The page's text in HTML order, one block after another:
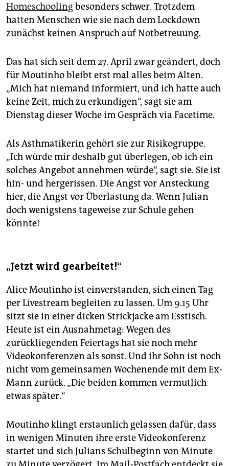
Homeschoolingbesonders schwer. Trotzdem
hatten Menschen wie sie nach dem Lockdown
zunächst keinen Anspruch auf Notbetreuung.
Das hat sich seit dem 27. April zwar geändert, doch
für Moutinho bleibt erst mal alles beim Alten.
„Mich hat niemand informiert, und ich hatte auch
keine Zeit, mich zu erkundigen“, sagt sie am
Dienstag dieser Woche im Gespräch via Facetime.
Als Asthmatikerin gehört sie zur Risikogruppe.
„Ich würde mir deshalb gut überlegen, ob ich ein
solches Angebot annehmen würde“, sagt sie. Sie ist
hin- und hergerissen. Die Angst vor Ansteckung
hier, die Angst vor Überlastung da. Wenn Julian
doch wenigstens tageweise zur Schule gehen
könnte!
„Jetzt wird gearbeitet!“
Alice Moutinho ist einverstanden, sich einen Tag
per Livestream begleiten zu lassen. Um 9.15 Uhr
sitzt sie in einer dicken Strickjacke am Esstisch.
Heute ist ein Ausnahmetag: Wegen des
zurückliegenden Feiertags hat sie noch mehr
Videokonferenzen als sonst. Und ihr Sohn ist noch
nicht vom gemeinsamen Wochenende mit dem Ex-
Mann zurück. „Die beiden kommen vermutlich
etwas später.“
Moutinho klingt erstaunlich gelassen dafür, dass
in wenigen Minuten ihre erste Videokonferenz
startet und sich Julians Schulbeginn von Minute